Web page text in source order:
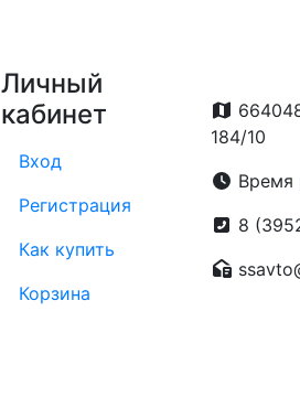
Личный
кабинет
Вход
Регистрация
Как купить
Корзина
184/10
Время
8